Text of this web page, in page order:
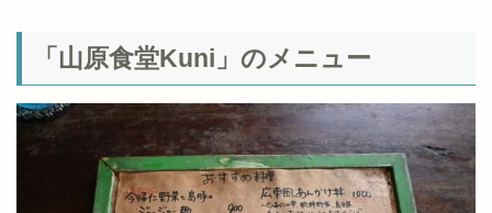
「山原食堂Kuni」のメニュー